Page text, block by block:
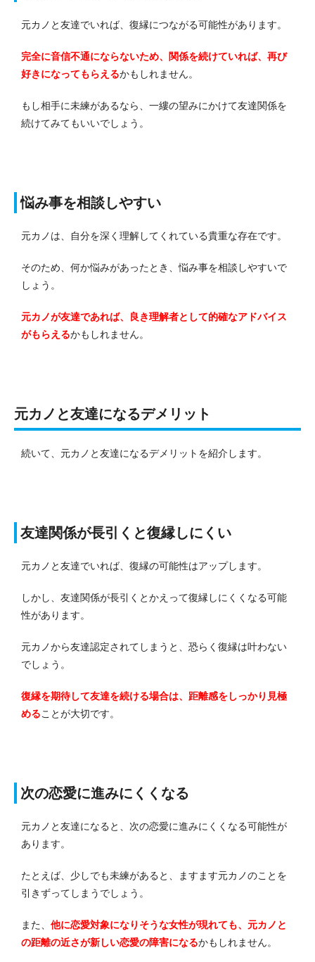
元カノと友達でいれば、復縁につながる可能性があります。
完全に音信不通にならないため、関係を続けていれば、再び
好きになってもらえるかもしれません。
もし相手に未練があるなら、一縷の望みにかけて友達関係を
続けてみてもいいでしょう。
悩み事を相談しやすい
元カノは、自分を深く理解してくれている貴重な存在です。
そのため、何か悩みがあったとき、悩み事を相談しやすいで
しょう。
元カノが友達であれば、良き理解者として的確なアドバイス
がもらえるかもしれません。
元カノと友達になるデメリット
続いて、元カノと友達になるデメリットを紹介します。
友達関係が長引くと復縁しにくい
元カノと友達でいれば、復縁の可能性はアップします。
しかし、友達関係が長引くとかえって復縁しにくくなる可能
性があります。
元カノから友達認定されてしまうと、恐らく復縁は叶わない
でしょう。
復縁を期待して友達を続ける場合は、距離感をしっかり見極
めることが大切です。
次の恋愛に進みにくくなる
元カノと友達になると、次の恋愛に進みにくくなる可能性が
あります。
たとえば、少しでも未練があると、ますます元カノのことを
引きずってしまうでしょう。
また、 他に恋愛対象になりそうな女性が現れても、元カノと
の距離の近さが新しい恋愛の障害になるかもしれません。